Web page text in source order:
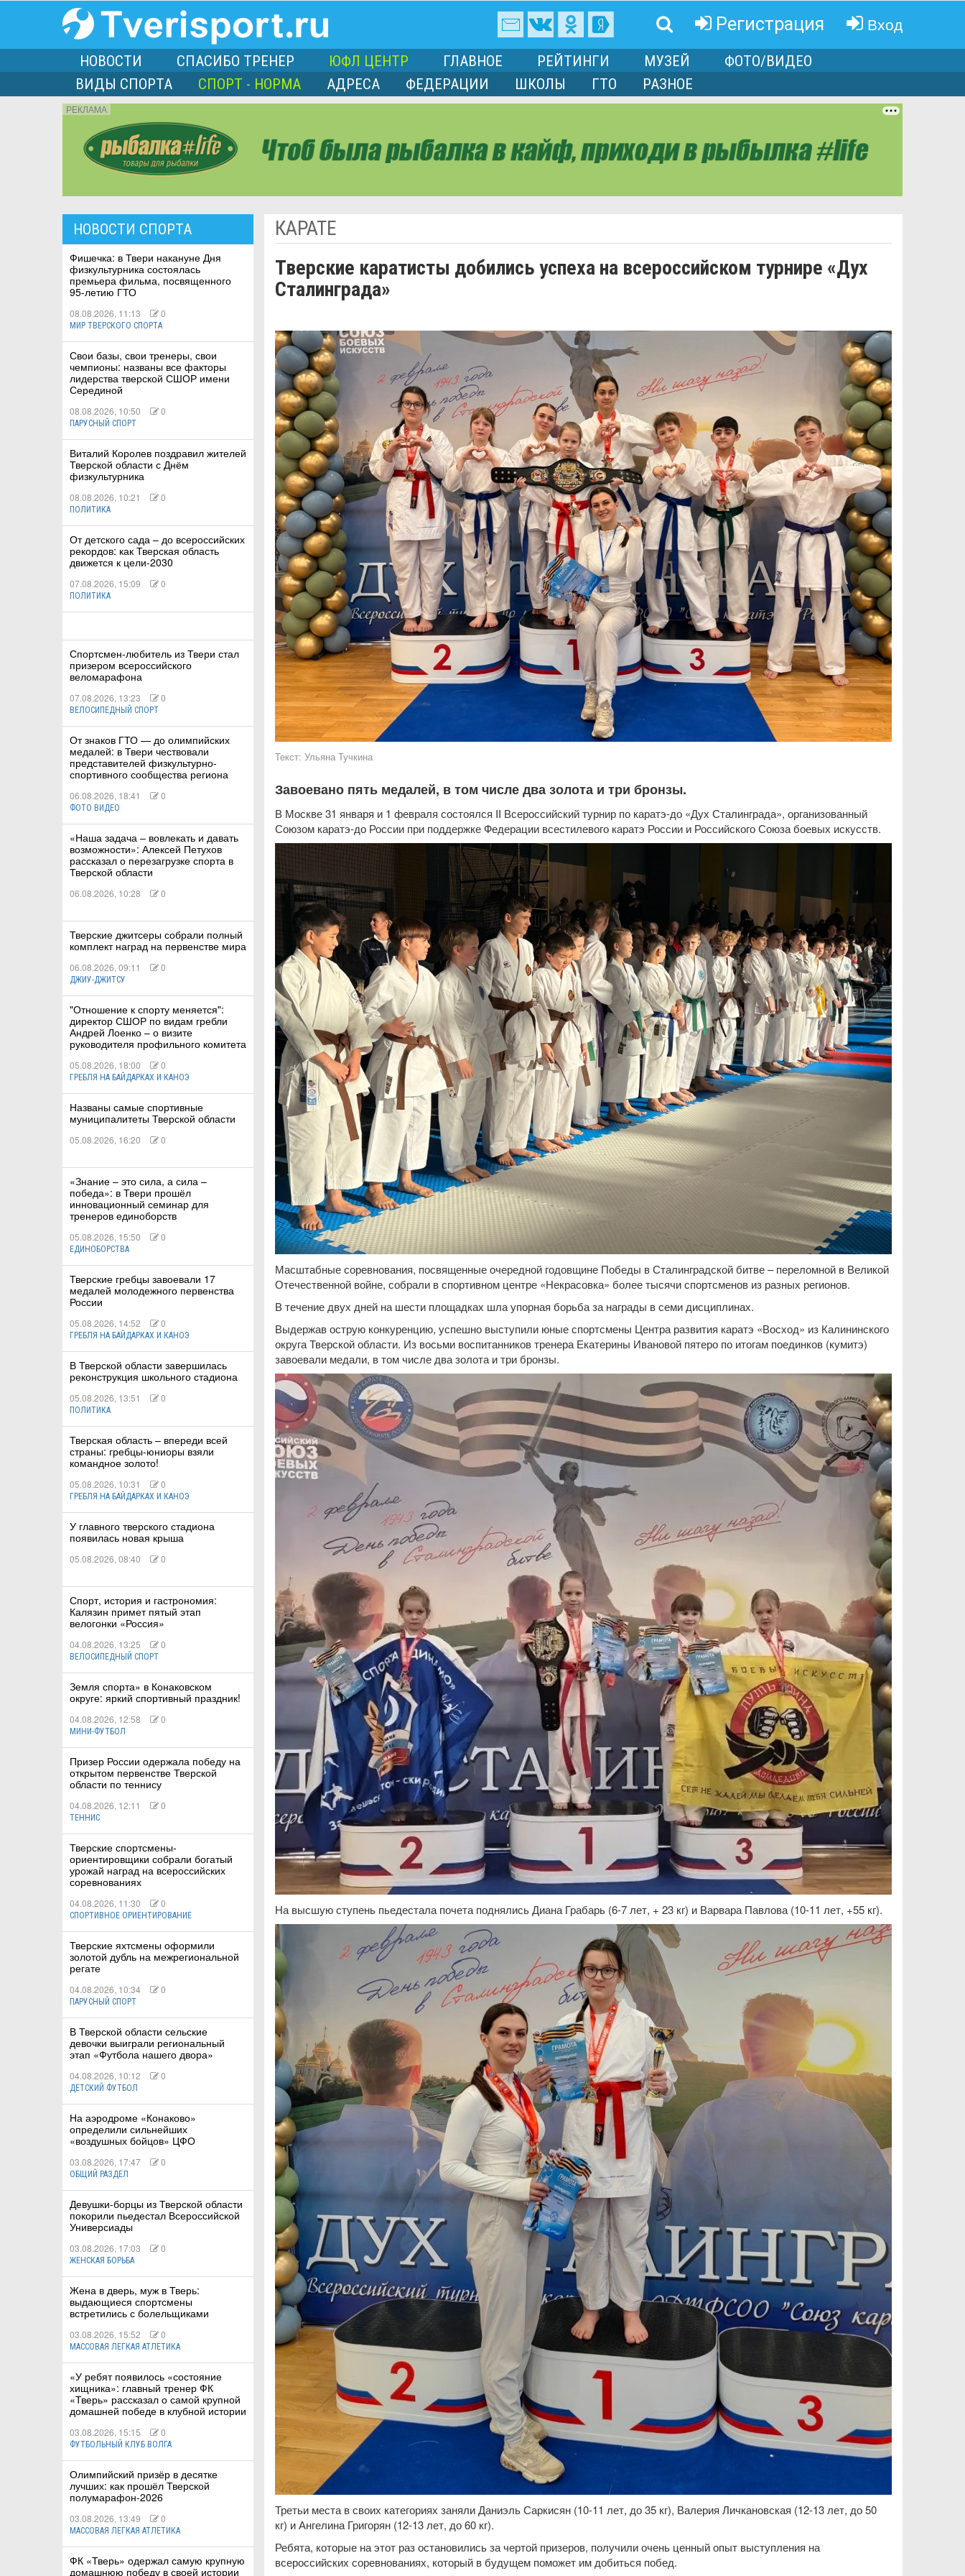
Регистрация Вход
НОВОСТИ СПАСИБО ТРЕНЕР ЮФЛ ЦЕНТР ГЛАВНОЕ РЕЙТИНГИ МУЗЕЙ
ФОТО/ВИДЕО
ВИДЫ СПОРТА
СПОРТ - НОРМА АДРЕСА ФЕДЕРАЦИИ ШКОЛЫ ГТО РАЗНОЕ
РЕКЛАМА
НОВОСТИ СПОРТА
Фишечка: в Твери накануне Дня
физкультурника состоялась
премьера фильма, посвященного
95-летию ГТО
08.08.2026, 11:13 0
МИР ТВЕРСКОГО СПОРТА
Свои базы, свои тренеры, свои
чемпионы: названы все факторы
лидерства тверской СШОР имени
Серединой
08.08.2026, 10:50 0
ПАРУСНЫЙ СПОРТ
Виталий Королев поздравил жителей
Тверской области с Днём
физкультурника
08.08.2026, 10:21 0
ПОЛИТИКА
От детского сада – до всероссийских
рекордов: как Тверская область
движется к цели-2030
07.08.2026, 15:09 0
ПОЛИТИКА
Спортсмен-любитель из Твери стал
призером всероссийского
веломарафона
07.08.2026, 13:23 0
ВЕЛОСИПЕДНЫЙ СПОРТ
От знаков ГТО — до олимпийских
медалей: в Твери чествовали
представителей физкультурно-
спортивного сообщества региона
06.08.2026, 18:41 0
ФОТО ВИДЕО
«Наша задача – вовлекать и давать
возможности»: Алексей Петухов
рассказал о перезагрузке спорта в
Тверской области
06.08.2026, 10:28 0
Тверские джитсеры собрали полный
комплект наград на первенстве мира
06.08.2026, 09:11 0
ДЖИУ-ДЖИТСУ
"Отношение к спорту меняется":
директор СШОР по видам гребли
Андрей Лоенко – о визите
руководителя профильного комитета
05.08.2026, 18:00 0
ГРЕБЛЯ НА БАЙДАРКАХ И КАНОЭ
Названы самые спортивные
муниципалитеты Тверской области
05.08.2026, 16:20 0
«Знание – это сила, а сила –
победа»: в Твери прошёл
инновационный семинар для
тренеров единоборств
05.08.2026, 15:50 0
ЕДИНОБОРСТВА
Тверские гребцы завоевали 17
медалей молодежного первенства
России
05.08.2026, 14:52 0
ГРЕБЛЯ НА БАЙДАРКАХ И КАНОЭ
В Тверской области завершилась
реконструкция школьного стадиона
05.08.2026, 13:51 0
ПОЛИТИКА
Тверская область – впереди всей
страны: гребцы-юниоры взяли
командное золото!
05.08.2026, 10:31 0
ГРЕБЛЯ НА БАЙДАРКАХ И КАНОЭ
У главного тверского стадиона
появилась новая крыша
05.08.2026, 08:40 0
Спорт, история и гастрономия:
Калязин примет пятый этап
велогонки «Россия»
04.08.2026, 13:25 0
ВЕЛОСИПЕДНЫЙ СПОРТ
Земля спорта» в Конаковском
округе: яркий спортивный праздник!
04.08.2026, 12:58 0
МИНИ-ФУТБОЛ
Призер России одержала победу на
открытом первенстве Тверской
области по теннису
04.08.2026, 12:11 0
ТЕННИС
Тверские спортсмены-
ориентировщики собрали богатый
урожай наград на всероссийских
соревнованиях
04.08.2026, 11:30 0
СПОРТИВНОЕ ОРИЕНТИРОВАНИЕ
Тверские яхтсмены оформили
золотой дубль на межрегиональной
регате
04.08.2026, 10:34 0
ПАРУСНЫЙ СПОРТ
В Тверской области сельские
девочки выиграли региональный
этап «Футбола нашего двора»
04.08.2026, 10:12 0
ДЕТСКИЙ ФУТБОЛ
На аэродроме «Конаково»
определили сильнейших
«воздушных бойцов» ЦФО
03.08.2026, 17:47 0
ОБЩИЙ РАЗДЕЛ
Девушки-борцы из Тверской области
покорили пьедестал Всероссийской
Универсиады
03.08.2026, 17:03 0
ЖЕНСКАЯ БОРЬБА
Жена в дверь, муж в Тверь:
выдающиеся спортсмены
встретились с болельщиками
03.08.2026, 15:52 0
МАССОВАЯ ЛЕГКАЯ АТЛЕТИКА
«У ребят появилось «состояние
хищника»: главный тренер ФК
«Тверь» рассказал о самой крупной
домашней победе в клубной истории
03.08.2026, 15:15 0
ФУТБОЛЬНЫЙ КЛУБ ВОЛГА
Олимпийский призёр в десятке
лучших: как прошёл Тверской
полумарафон-2026
03.08.2026, 13:49 0
МАССОВАЯ ЛЕГКАЯ АТЛЕТИКА
ФК «Тверь» одержал самую крупную
домашнюю победу в своей истории
КАРАТЕ
Тверские каратисты добились успеха на всероссийском турнире «Дух
Сталинграда»
Текст:Ульяна Тучкина
Завоевано пять медалей, в том числе два золота и три бронзы.
В Москве 31 января и 1 февраля состоялся II Всероссийский турнир по каратэ-до «Дух Сталинграда», организованный
Союзом каратэ-до России при поддержке Федерации всестилевого каратэ России и Российского Союза боевых искусств.
Масштабные соревнования, посвященные очередной годовщине Победы в Сталинградской битве – переломной в Великой
Отечественной войне, собрали в спортивном центре «Некрасовка» более тысячи спортсменов из разных регионов.
В течение двух дней на шести площадках шла упорная борьба за награды в семи дисциплинах.
Выдержав острую конкуренцию, успешно выступили юные спортсмены Центра развития каратэ «Восход» из Калининского
округа Тверской области. Из восьми воспитанников тренера Екатерины Ивановой пятеро по итогам поединков (кумитэ)
завоевали медали, в том числе два золота и три бронзы.
На высшую ступень пьедестала почета поднялись Диана Грабарь (6-7 лет, + 23 кг) и Варвара Павлова (10-11 лет, +55 кг).
Третьи места в своих категориях заняли Даниэль Саркисян (10-11 лет, до 35 кг), Валерия Личкановская (12-13 лет, до 50
кг) и Ангелина Григорян (12-13 лет, до 60 кг).
Ребята, которые на этот раз остановились за чертой призеров, получили очень ценный опыт выступления на
всероссийских соревнованиях, который в будущем поможет им добиться побед.